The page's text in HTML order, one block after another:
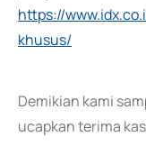
https://
khusus/
Demikian kami
ucapkan terima